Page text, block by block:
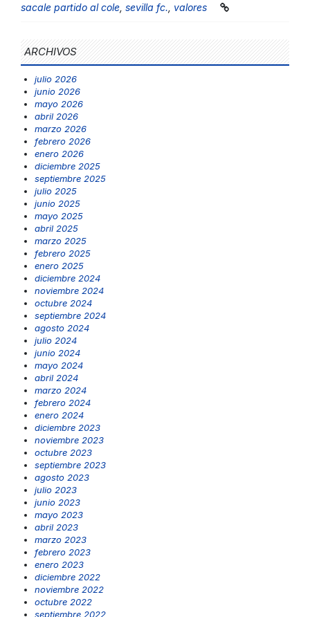
sacale partido al cole sevilla fc. valores
ARCHIVOS
julio 2026
junio 2026
mayo 2026
abril 2026
marzo 2026
febrero 2026
enero 2026
diciembre 2025
septiembre 2025
julio 2025
junio 2025
mayo 2025
abril 2025
marzo 2025
febrero 2025
enero 2025
diciembre 2024
noviembre 2024
octubre 2024
septiembre 2024
agosto 2024
julio 2024
junio 2024
mayo 2024
abril 2024
marzo 2024
febrero 2024
enero 2024
diciembre 2023
noviembre 2023
octubre 2023
septiembre 2023
agosto 2023
julio 2023
junio 2023
mayo 2023
abril 2023
marzo 2023
febrero 2023
enero 2023
diciembre 2022
noviembre 2022
octubre 2022
septiembre 2022